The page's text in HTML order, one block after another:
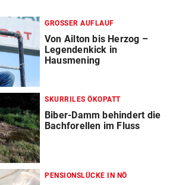
GROSSER AUFLAUF
Von Ailton bis Herzog –
Legendenkick in
Hausmening
SKURRILES ÖKOPATT
Biber-Damm behindert die
Bachforellen im Fluss
PENSIONSLÜCKE IN NÖ